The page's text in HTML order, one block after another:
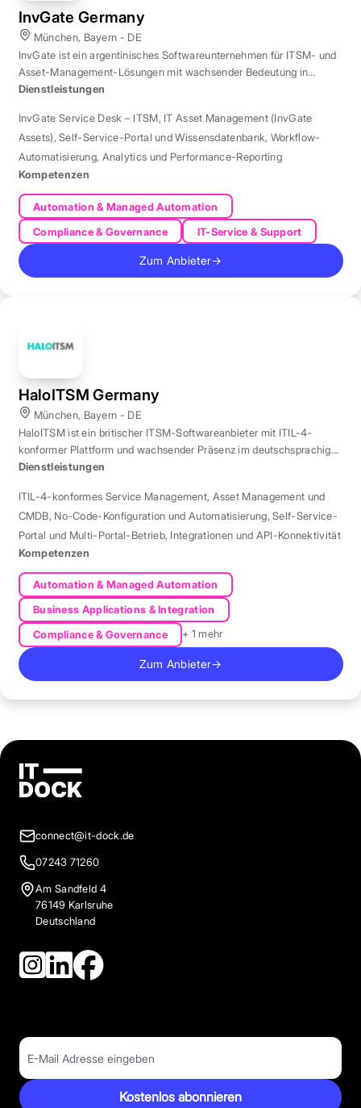
InvGate Germany
München, Bayern - DE
InvGate ist ein argentinisches Softwareunternehmen für ITSM- und
Asset-Management-Lösungen mit wachsender Bedeutung in
Europa.
Dienstleistungen
InvGate Service Desk – ITSM, IT Asset Management (InvGate
Assets),Self-Service-Portal und Wissensdatenbank, Workflow-
Automatisierung, Analytics und Performance-Reporting
Kompetenzen
Automation & Managed Automation
Compliance & Governance
IT-Service & Support
Zum Anbieter→
HaloITSM Germany
München, Bayern - DE
HaloITSM ist ein britischer ITSM-Softwareanbieter mit ITIL-4-
konformer Plattform und wachsender Präsenz im deutschsprachigen
Markt.
Dienstleistungen
ITIL-4-konformes Service Management, Asset Management und
CMDB, No-Code-Konfiguration und Automatisierung,Self-Service-
Portal und Multi-Portal-Betrieb, Integrationen und API-Konnektivität
Kompetenzen
Automation & Managed Automation
Business Applications & Integration
Compliance & Governance
+ 1 mehr
Zum Anbieter→
connect@it-dock.de
07243 71260
Am Sandfeld 4
76149 Karlsruhe
Deutschland
Kostenlos abonnieren